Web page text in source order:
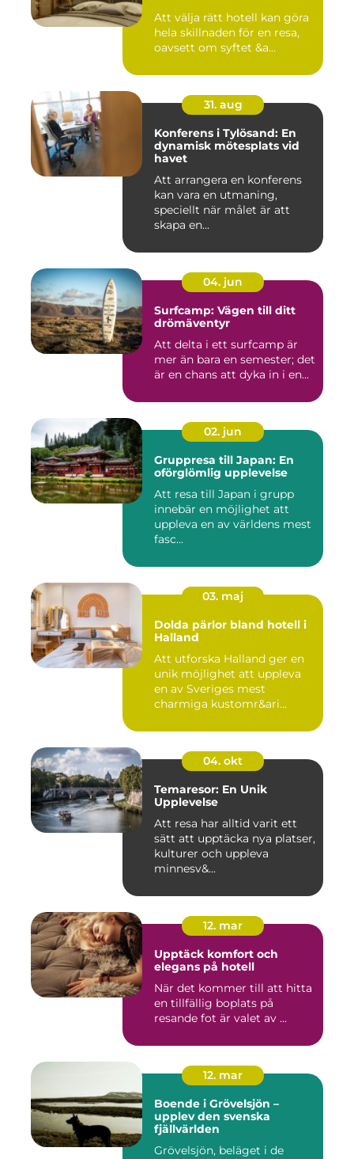
Att välja rätt hotell kan göra
hela skillnaden för en resa,
oavsett om syftet &a...
31. aug
Konferens i Tylösand: En
dynamisk mötesplats vid
havet
Att arrangera en konferens
kan vara en utmaning,
speciellt när målet är att
skapa en...
04. jun
Surfcamp: Vägen till ditt
drömäventyr
Att delta i ett surfcamp är
mer än bara en semester; det
är en chans att dyka in i en...
02. jun
Gruppresa till Japan: En
oförglömlig upplevelse
Att resa till Japan i grupp
innebär en möjlighet att
uppleva en av världens mest
fasc...
03. maj
Dolda pärlor bland hotell i
Halland
Att utforska Halland ger en
unik möjlighet att uppleva
en av Sveriges mest
charmiga kustomr&ari...
04. okt
Temaresor: En Unik
Upplevelse
Att resa har alltid varit ett
sätt att upptäcka nya platser,
kulturer och uppleva
minnesv&...
12. mar
Upptäck komfort och
elegans på hotell
När det kommer till att hitta
en tillfällig boplats på
resande fot är valet av ...
12. mar
Boende i Grövelsjön –
upplev den svenska
fjällvärlden
Grövelsjön, beläget i de